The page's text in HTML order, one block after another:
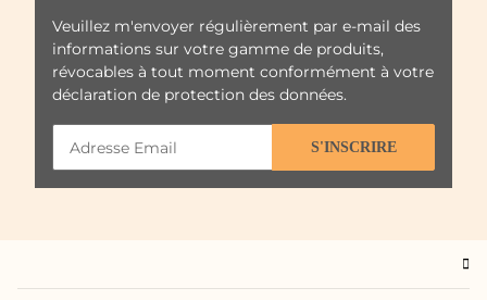
Veuillez m'envoyer régulièrement par e-mail des
informations sur votre gamme de produits,
révocables à tout moment conformément à votre
déclaration de protection des données.
S'INSCRIRE